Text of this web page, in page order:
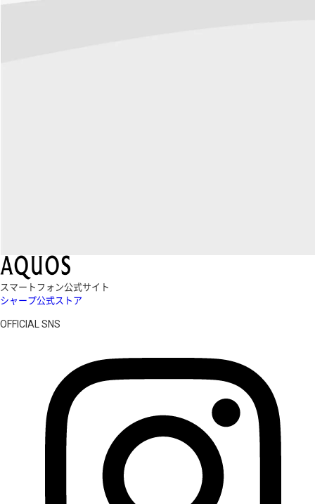
スマートフォン公式サイト
シャープ公式ストア
OFFICIAL SNS